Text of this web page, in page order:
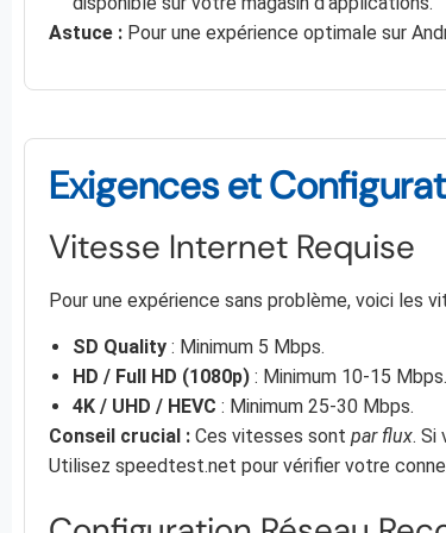
Astuce : Pour une expérience optimale sur
Exigences et
Vitesse Internet Requise
Pour une expérience sans problème, voici les
SD Quality : Minimum 5 Mbps.
HD / Full HD (1080p) : Minimum 10-15 Mbps.
4K / UHD / HEVC : Minimum 25-30 Mbps.
Conseil crucial : Ces vitesses sont par flux. Si
Utilisez speedtest.net pour vérifier votre